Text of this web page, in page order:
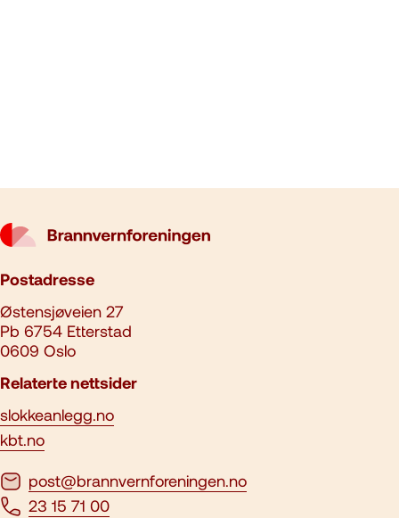
Postadresse
Østensjøveien 27
Pb 6754 Etterstad
0609 Oslo
Relaterte nettsider
slokkeanlegg.no
kbt.no
post@brannvernforeningen.no
23 15 71 00